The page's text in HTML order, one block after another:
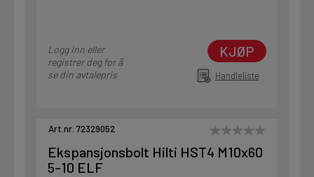
Logg inn eller
registrer deg for å
se din avtalepris
KJØP
Handleliste
Art.nr. 72329052
Ekspansjonsbolt Hilti HST4 M10x60
5-10 ELF